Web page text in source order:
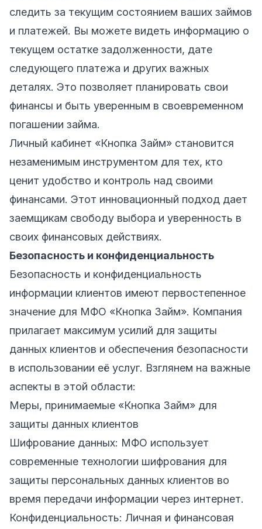
следить за текущим состоянием ваших займов
и платежей. Вы можете видеть информацию о
текущем остатке задолженности, дате
следующего платежа и других важных
деталях. Это позволяет планировать свои
финансы и быть уверенным в своевременном
погашении займа.
Личный кабинет «Кнопка Займ» становится
незаменимым инструментом для тех, кто
ценит удобство и контроль над своими
финансами. Этот инновационный подход дает
заемщикам свободу выбора и уверенность в
своих финансовых действиях.
Безопасность и конфиденциальность
Безопасность и конфиденциальность
информации клиентов имеют первостепенное
значение для МФО «Кнопка Займ». Компания
прилагает максимум усилий для защиты
данных клиентов и обеспечения безопасности
в использовании её услуг. Взглянем на важные
аспекты в этой области:
Меры, принимаемые «Кнопка Займ» для
защиты данных клиентов
Шифрование данных: МФО использует
современные технологии шифрования для
защиты персональных данных клиентов во
время передачи информации через интернет.
Конфиденциальность: Личная и финансовая